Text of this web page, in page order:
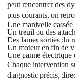
peut rencontrer des
plus courants, on
Une manivelle cassée
Un treuil ou des
Des lames sorties du
Un moteur en fin de
Une panne électrique
Chaque intervention
diagnostic précis,